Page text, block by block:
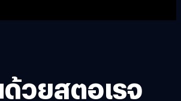
วยสตอเรจ